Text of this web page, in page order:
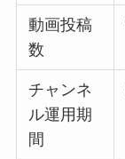
動画投稿
数
チャンネ
ル運用期
間